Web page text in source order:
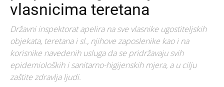
vlasnicima teretana
Državni inspektorat apelira na sve vlasnike ugostiteljskih
objekata, teretana i sl., njihove zaposlenike kao i na
korisnike navedenih usluga da se pridržavaju svih
epidemioloških i sanitarno-higijenskih mjera, a u cilju
zaštite zdravlja ljudi.